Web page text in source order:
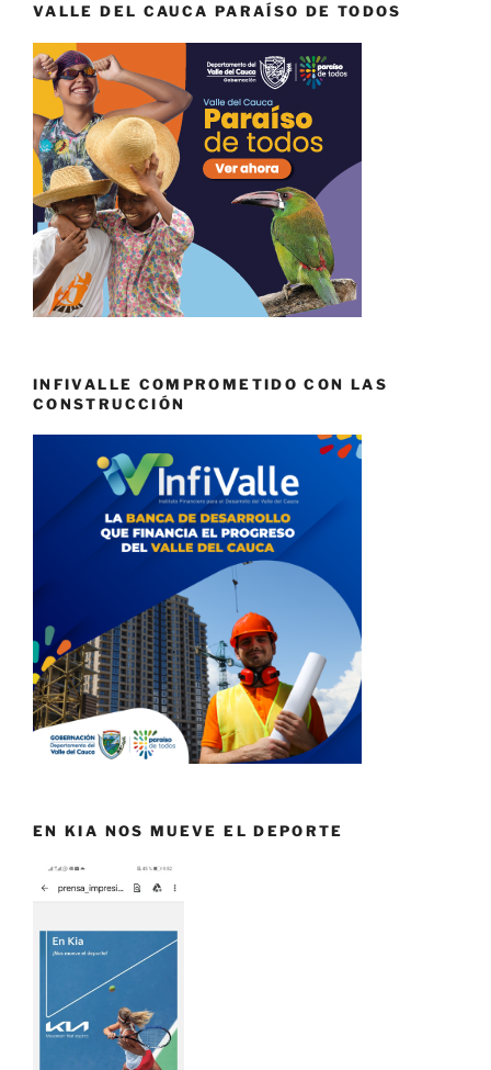
VALLE DEL CAUCA PARAÍSO DE TODOS
INFIVALLE COMPROMETIDO CON LAS
CONSTRUCCIÓN
EN KIA NOS MUEVE EL DEPORTE